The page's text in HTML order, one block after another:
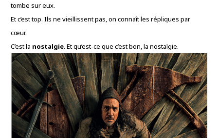
tombe sur eux.
Et c’est top. Ils ne vieillissent pas, on connaît les répliques par
cœur.
C’est la nostalgie. Et qu’est-ce que c’est bon, la nostalgie.